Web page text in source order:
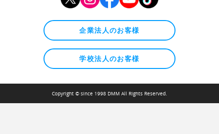
企業法人のお客様
学校法人のお客様
Copyright © since 1998 DMM All Rights Reserved.